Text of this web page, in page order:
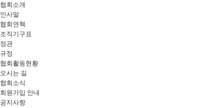
협회소개
인사말
협회연혁
조직기구표
정관
규정
협회활동현황
오시는 길
협회소식
회원가입 안내
공지사항